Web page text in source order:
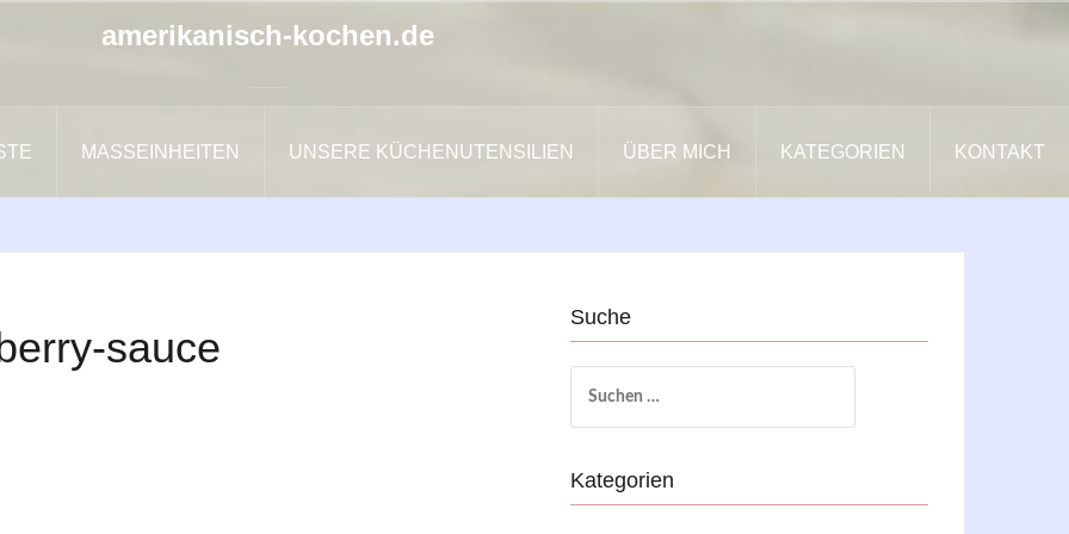
amerikanisch-kochen.de
MASSEINHEITEN UNSERE KÜCHENUTENSILIEN ÜBER MICH KATEGORIEN KONTAKT
sauce
Suche
nach:
Kategorien